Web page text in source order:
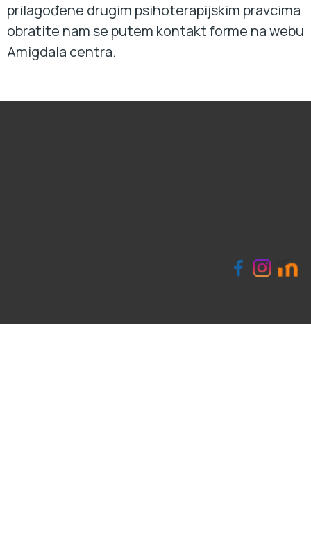
prilagođene drugim psihoterapijskim pravcima
obratite nam se putem kontakt forme na webu
Amigdala centra.